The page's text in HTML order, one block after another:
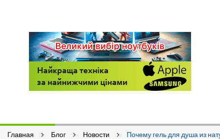
Главная Блог Новости Почему гель для душа из